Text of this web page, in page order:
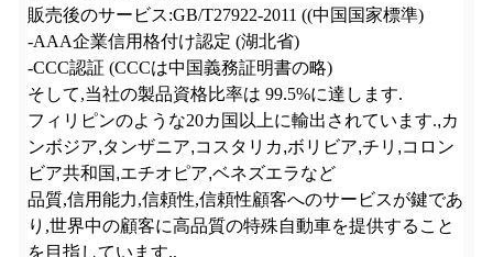
販売後のサービス:GB/T27922-2011 ((中国国家標準)
-AAA企業信用格付け認定 (湖北省)
-CCC認証 (CCCは中国義務証明書の略)
そして,当社の製品資格比率は 99.5%に達します.
フィリピンのような20カ国以上に輸出されています.,カ
ンボジア,タンザニア,コスタリカ,ボリビア,チリ ,コロン
ビア共和国,エチオピア,ベネズエラなど
品質,信用能力,信頼性,信頼性顧客へのサービスが鍵であ
り,世界中の顧客に高品質の特殊自動車を提供すること
を目指しています..